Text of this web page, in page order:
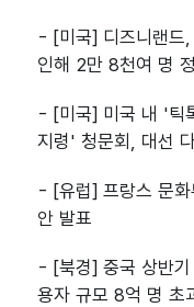
- [미국] 디즈니랜드
인해 2만 8천여 명
- [미국] 미국 내 '틱
지령' 청문회, 대선
- [유럽] 프랑스 문
안 발표
- [북경] 중국 상반기
용자 규모 8억 명 초